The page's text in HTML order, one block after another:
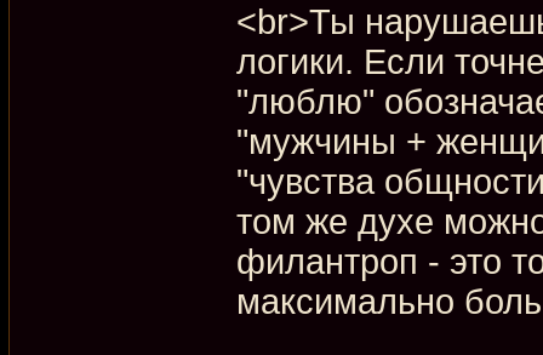
<br>Ты
логики. Если
"люблю"
"мужчины +
"чувства
том же духе
филантроп - это
максимально